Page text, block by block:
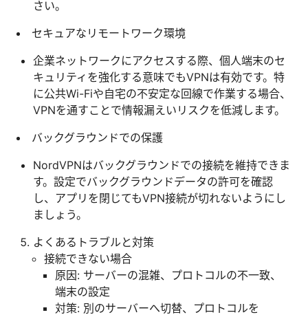
さい。
セキュアなリモートワーク環境
企業ネットワークにアクセスする際、個人端末のセ
キュリティを強化する意味でもVPNは有効です。特
に公共Wi-Fiや自宅の不安定な回線で作業する場合、
VPNを通すことで情報漏えいリスクを低減します。
バックグラウンドでの保護
NordVPNはバックグラウンドでの接続を維持できま
す。設定でバックグラウンドデータの許可を確認
し、アプリを閉じてもVPN接続が切れないようにし
ましょう。
よくあるトラブルと対策
接続できない場合
原因: サーバーの混雑、プロトコルの不一致、
端末の設定
対策: 別のサーバーへ切替、プロトコルを